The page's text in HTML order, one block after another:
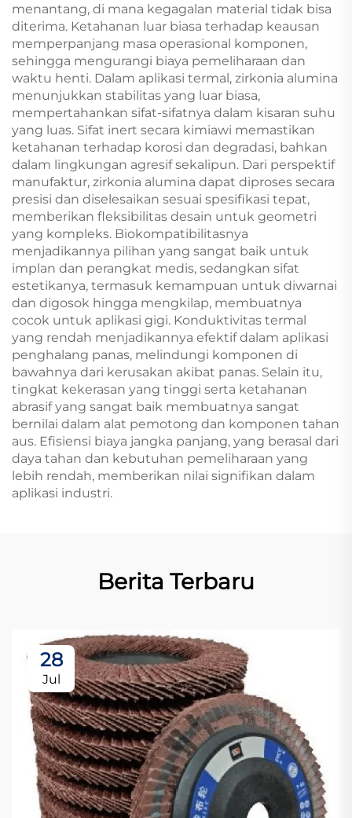
menantang, di mana kegagalan material tidak bisa
diterima. Ketahanan luar biasa terhadap keausan
memperpanjang masa operasional komponen,
sehingga mengurangi biaya pemeliharaan dan
waktu henti. Dalam aplikasi termal, zirkonia alumina
menunjukkan stabilitas yang luar biasa,
mempertahankan sifat-sifatnya dalam kisaran suhu
yang luas. Sifat inert secara kimiawi memastikan
ketahanan terhadap korosi dan degradasi, bahkan
dalam lingkungan agresif sekalipun. Dari perspektif
manufaktur, zirkonia alumina dapat diproses secara
presisi dan diselesaikan sesuai spesifikasi tepat,
memberikan fleksibilitas desain untuk geometri
yang kompleks. Biokompatibilitasnya
menjadikannya pilihan yang sangat baik untuk
implan dan perangkat medis, sedangkan sifat
estetikanya, termasuk kemampuan untuk diwarnai
dan digosok hingga mengkilap, membuatnya
cocok untuk aplikasi gigi. Konduktivitas termal
yang rendah menjadikannya efektif dalam aplikasi
penghalang panas, melindungi komponen di
bawahnya dari kerusakan akibat panas. Selain itu,
tingkat kekerasan yang tinggi serta ketahanan
abrasif yang sangat baik membuatnya sangat
bernilai dalam alat pemotong dan komponen tahan
aus. Efisiensi biaya jangka panjang, yang berasal dari
daya tahan dan kebutuhan pemeliharaan yang
lebih rendah, memberikan nilai signifikan dalam
aplikasi industri.
Berita Terbaru
28
Jul